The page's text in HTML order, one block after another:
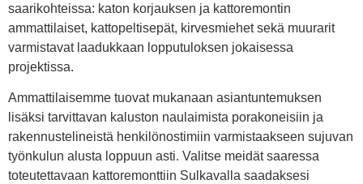
saarikohteissa: katon korjauksen ja kattoremontin
ammattilaiset, kattopeltisepät, kirvesmiehet sekä muurarit
varmistavat laadukkaan lopputuloksen jokaisessa
projektissa.
Ammattilaisemme tuovat mukanaan asiantuntemuksen
lisäksi tarvittavan kaluston naulaimista porakoneisiin ja
rakennustelineistä henkilönostimiin varmistaakseen sujuvan
työnkulun alusta loppuun asti. Valitse meidät saaressa
toteutettavaan kattoremonttiin Sulkavalla saadaksesi